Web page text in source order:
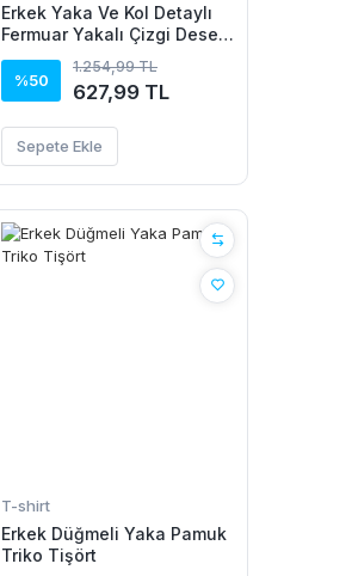
Erkek Yaka Ve Kol Detaylı
Fermuar Yakalı Çizgi Desen
Kısa Kollu Triko Tişört
%50
1.254,99 TL
627,99 TL
Sepete Ekle
T-shirt
Erkek Düğmeli Yaka Pamuk
Triko Tişört